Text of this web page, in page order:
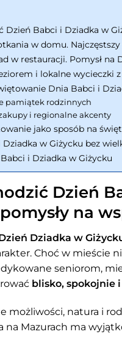
Dzień Babci i Dziadka w
w domu.
w restauracji. Pomysł na
i lokalne wycieczki
Dnia Babci i
pamiątek rodzinnych
i regionalne akcenty
jako sposób na
Dziadka w Giżycku bez
i Dziadka w Giżycku
Dzień
na
Dziadka w
Choć w mieście
seniorom,
blisko, spokojnie
możliwości, natura i
na Mazurach ma